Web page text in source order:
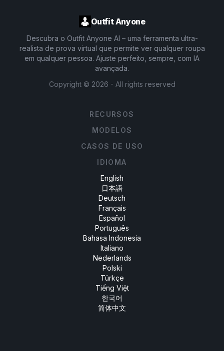
Outfit Anyone
Descubra o Outfit Anyone AI – uma ferramenta ultra-
realista de prova virtual que permite ver qualquer roupa
em qualquer pessoa. Ajuste perfeito, sempre, com IA
avançada.
Copyright © 2026 - All rights reserved
RECURSOS
MODELOS
CASOS DE USO
IDIOMA
English
日本語
Deutsch
Français
Español
Português
Bahasa Indonesia
Italiano
Nederlands
Polski
Türkçe
Tiếng Việt
한국어
简体中文